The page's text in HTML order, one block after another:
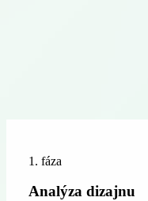
1. fáza
Analýza dizajnu